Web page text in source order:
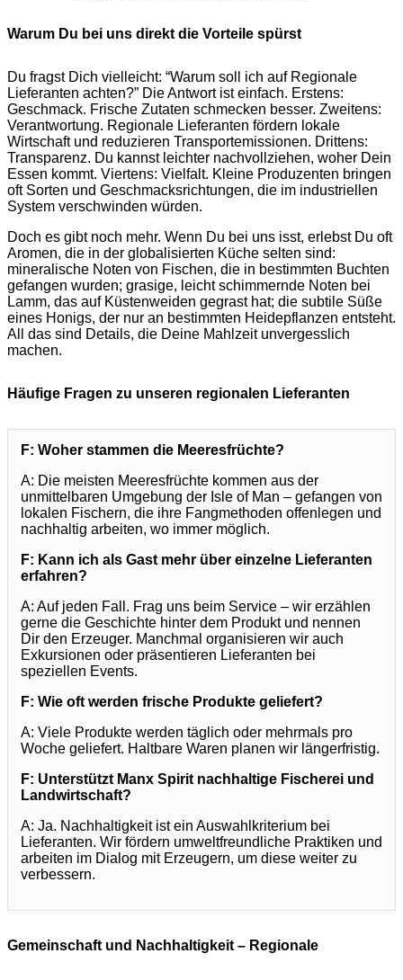
Warum Du bei uns direkt die Vorteile spürst
Du fragst Dich vielleicht: “Warum soll ich auf Regionale
Lieferanten achten?” Die Antwort ist einfach. Erstens:
Geschmack. Frische Zutaten schmecken besser. Zweitens:
Verantwortung. Regionale Lieferanten fördern lokale
Wirtschaft und reduzieren Transportemissionen. Drittens:
Transparenz. Du kannst leichter nachvollziehen, woher Dein
Essen kommt. Viertens: Vielfalt. Kleine Produzenten bringen
oft Sorten und Geschmacksrichtungen, die im industriellen
System verschwinden würden.
Doch es gibt noch mehr. Wenn Du bei uns isst, erlebst Du oft
Aromen, die in der globalisierten Küche selten sind:
mineralische Noten von Fischen, die in bestimmten Buchten
gefangen wurden; grasige, leicht schimmernde Noten bei
Lamm, das auf Küstenweiden gegrast hat; die subtile Süße
eines Honigs, der nur an bestimmten Heidepflanzen entsteht.
All das sind Details, die Deine Mahlzeit unvergesslich
machen.
Häufige Fragen zu unseren regionalen Lieferanten
F: Woher stammen die Meeresfrüchte?
A: Die meisten Meeresfrüchte kommen aus der
unmittelbaren Umgebung der Isle of Man – gefangen von
lokalen Fischern, die ihre Fangmethoden offenlegen und
nachhaltig arbeiten, wo immer möglich.
F: Kann ich als Gast mehr über einzelne Lieferanten
erfahren?
A: Auf jeden Fall. Frag uns beim Service – wir erzählen
gerne die Geschichte hinter dem Produkt und nennen
Dir den Erzeuger. Manchmal organisieren wir auch
Exkursionen oder präsentieren Lieferanten bei
speziellen Events.
F: Wie oft werden frische Produkte geliefert?
A: Viele Produkte werden täglich oder mehrmals pro
Woche geliefert. Haltbare Waren planen wir längerfristig.
F: Unterstützt Manx Spirit nachhaltige Fischerei und
Landwirtschaft?
A: Ja. Nachhaltigkeit ist ein Auswahlkriterium bei
Lieferanten. Wir fördern umweltfreundliche Praktiken und
arbeiten im Dialog mit Erzeugern, um diese weiter zu
verbessern.
Gemeinschaft und Nachhaltigkeit – Regionale